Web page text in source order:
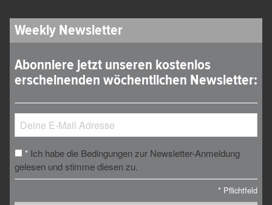
Weekly Newsletter
Abonniere jetzt unseren kostenlos
erscheinenden wöchentlichen Newsletter:
* Ich habe die Bedingungen zur Newsletter-Anmeldung
gelesen und stimme diesen zu.
* Pflichtfeld